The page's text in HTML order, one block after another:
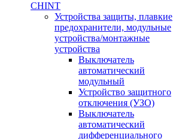
CHINT
Устройства защиты, плавкие
предохранители, модульные
устройства/монтажные
устройства
Выключатель
автоматический
модульный
Устройство защитного
отключения (УЗО)
Выключатель
автоматический
дифференциального